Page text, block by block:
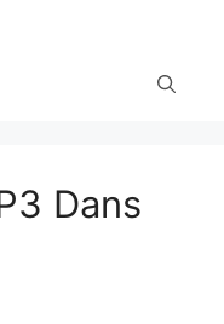
Dans